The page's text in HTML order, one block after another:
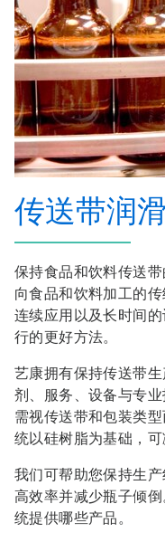
传送带润
保持食品和饮料传送
向食品和饮料加工的
连续应用以及长时间
行的更好方法。
艺康拥有保持传送带
剂、服务、设备与专
需视传送带和包装类
统以硅树脂为基础，可
我们可帮助您保持生
高效率并减少瓶子倾
统提供哪些产品。